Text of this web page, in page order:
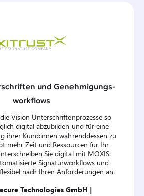
und Genehmigungs-
workflows
Vision Unterschriftenprozesse so
digital abzubilden und für eine
ihrer Kund:innen währenddessen zu
mehr Zeit und Ressourcen für Ihr
Sie digital mit MOXIS.
Signaturworkflows und
nach Ihren Anforderungen an.
Technologies GmbH |